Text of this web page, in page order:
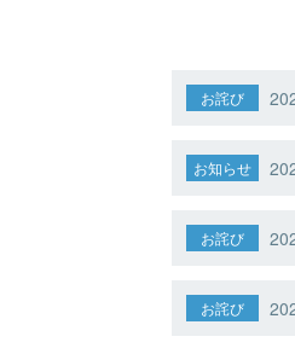
お詫び
お知らせ
お詫び
お詫び